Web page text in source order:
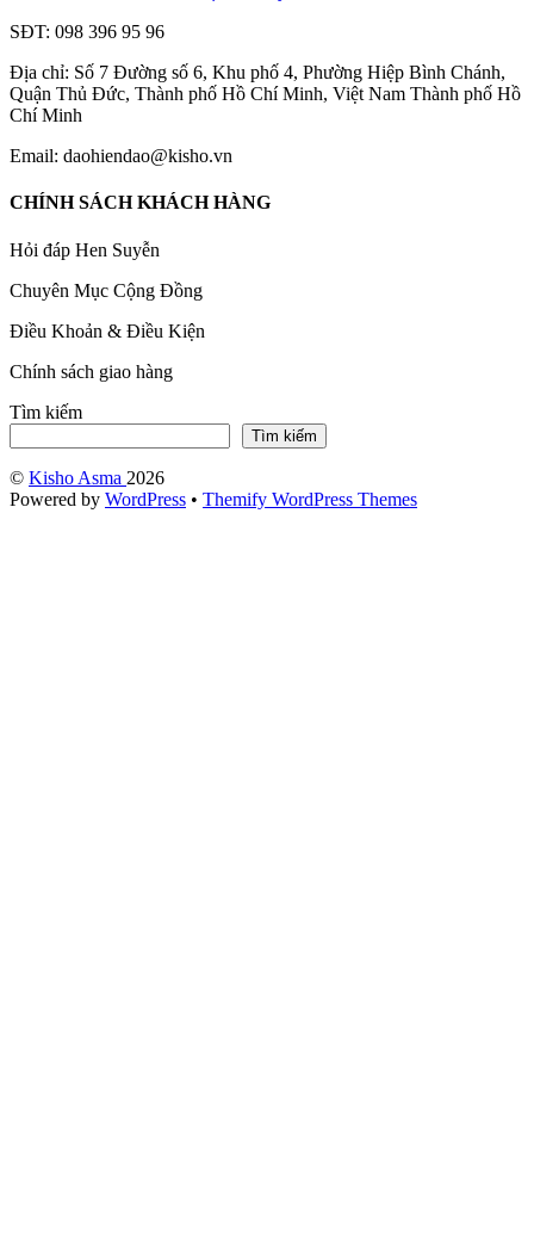
SĐT: 098 396 95 96
Địa chỉ: Số 7 Đường số 6, Khu phố 4, Phường Hiệp Bình Chánh,
Quận Thủ Đức, Thành phố Hồ Chí Minh, Việt Nam Thành phố Hồ
Chí Minh
Email: daohiendao@kisho.vn
CHÍNH SÁCH KHÁCH HÀNG
Hỏi đáp Hen Suyễn
Chuyên Mục Cộng Đồng
Điều Khoản & Điều Kiện
Chính sách giao hàng
Tìm kiếm
Tìm kiếm
© Kisho Asma 2026
Powered by WordPress • Themify WordPress Themes